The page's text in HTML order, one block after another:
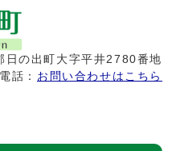
日の出町大字平井2780番地
電話： お問い合わせはこちら